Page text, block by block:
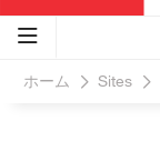
ホーム Sites